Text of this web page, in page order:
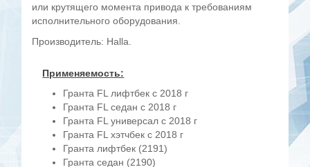
или крутящего момента привода к требованиям
исполнительного оборудования.
Производитель: Halla.
Применяемость:
Гранта FL лифтбек с 2018 г
Гранта FL седан с 2018 г
Гранта FL универсал с 2018 г
Гранта FL хэтчбек с 2018 г
Гранта лифтбек (2191)
Гранта седан (2190)